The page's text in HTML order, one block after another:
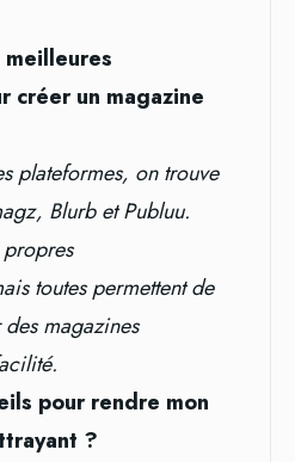
créer un magazine
plateformes, on trouve
Blurb et Publuu.
toutes permettent de
magazines
pour rendre mon
?